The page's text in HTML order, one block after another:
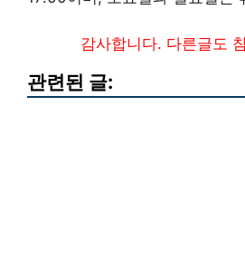
감사합니다. 다른글도
관련된 글: